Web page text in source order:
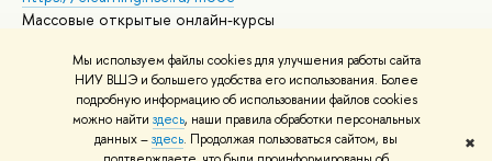
Мы используем файлы cookies для улучшения работы сайта
НИУ ВШЭ и большего удобства его использования. Более
подробную информацию об использовании файлов cookies
можно найти здесь, наши правила обработки персональных
данных –здесь. Продолжая пользоваться сайтом, вы
✖
Массовые открытые онлайн-курсы
© НИУ ВШЭ 1993–2026
Адреса и контакты
Условия использования материалов